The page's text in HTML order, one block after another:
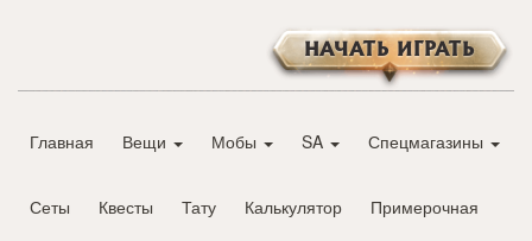
НАЧАТЬ ИГРАТЬ
Главная Вещи Мобы SA Спецмагазины
Сеты Квесты Тату Калькулятор Примерочная